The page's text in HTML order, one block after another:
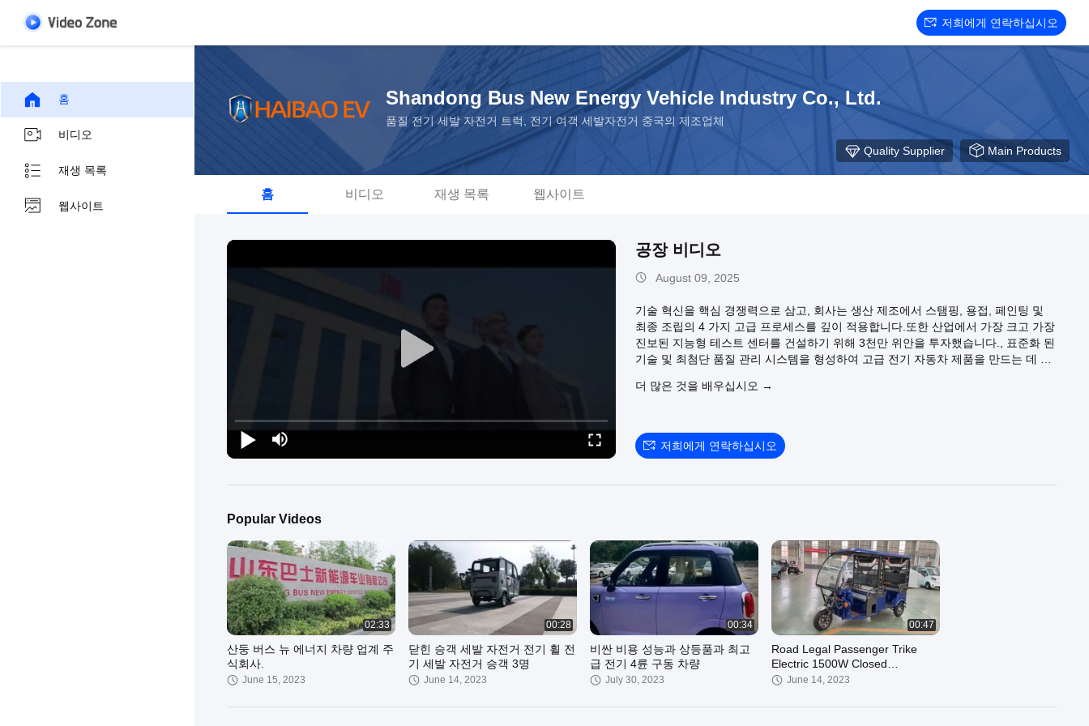
저희에게 연락하십시오
홈
비디오
재생 목록
웹사이트
Shandong Bus New Energy Vehicle Industry Co., Ltd.
품질 전기 세발 자전거 트럭, 전기 여객 세발자전거 중국의 제조업체
Quality Supplier Main Products
홈 비디오 재생 목록 웹사이트
공장 비디오
August 09, 2025
기술 혁신을 핵심 경쟁력으로 삼고, 회사는 생산 제조에서 스탬핑, 용접, 페인팅 및
최종 조립의 4 가지 고급 프로세스를 깊이 적용합니다.또한 산업에서 가장 크고 가장
진보된 지능형 테스트 센터를 건설하기 위해 3천만 위안을 투자했습니다., 표준화 된
기술 및 최첨단 품질 관리 시스템을 형성하여 고급 전기 자동차 제품을 만드는 데 최
인 신에너지 차량 생산 기지 중 하나가되었습니다.수십 개의 국내 및 해외 무역 기업
국제 품질 관리 시스템 인증,EU EEC 인증, 설리번 인증, "세계 제조 공장" 자격 인증.
그것은 ODM 맞춤 개발과 OBM 브랜드 협력 모델을 심화합니다.독립적 인 혁신 전략
너들에게 힘을 실어주고, 중국 신에너지 기술을 세계에 홍보하며, 친환경 여행의 미
더 많은 것을 배우십시오 →
저희에게 연락하십시오
Popular Videos
02:33
산둥 버스 뉴 에너지 차량 업계 주
식회사.
June 15, 2023
00:28
닫힌 승객 세발 자전거 전기 휠 전
기 세발 자전거 승객 3명
June 14, 2023
00:34
비싼 비용 성능과 상등품과 최고
급 전기 4륜 구동 차량
July 30, 2023
00:47
Road Legal Passenger Trike
Electric 1500W Closed
Passenger Tricycle
June 14, 2023